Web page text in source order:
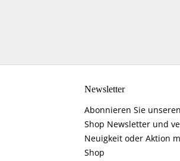
Newsletter
Abonnieren Sie
Shop Newsletter und
Neuigkeit oder Aktion
Shop